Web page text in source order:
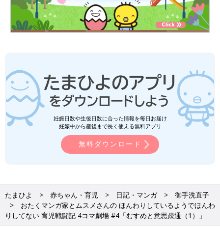
妊娠日数や生後日数に合った情報を毎日お届け
妊娠中から産後まで長く使える無料アプリ
無料ダウンロード
たまひよ 赤ちゃん・育児 日記・マンガ
御手洗直子
おたくマンガ家とムスメさんの ほんわりしているようでほんわ
りしてない 育児戦闘記 4コマ劇場 #4「むすめと意思疎通（1）」